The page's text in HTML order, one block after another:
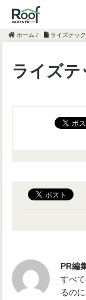
ホーム / ライズテック
ライズテ
PR編
すべ
るの